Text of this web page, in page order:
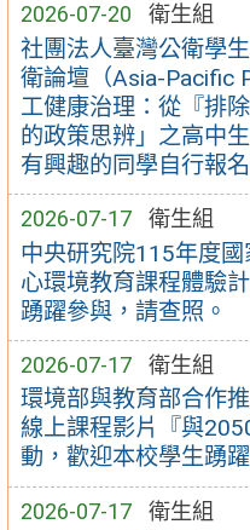
2026-07-20 衛生組
社團法人臺灣公衛學
衛論壇（Asia-Pacific
工健康治理：從『排
的政策思辨」之高中
有興趣的同學自行報
2026-07-17 衛生組
中央研究院115年度
心環境教育課程體驗
踴躍參與，請查照。
2026-07-17 衛生組
環境部與教育部合作
線上課程影片『與
動，歡迎本校學生踴
2026-07-17 衛生組